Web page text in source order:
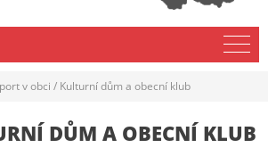
v obci / Kulturní dům a obecní klub
DŮM A OBECNÍ KLUB